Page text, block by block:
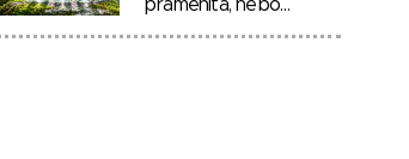
pramenitá, nebo…